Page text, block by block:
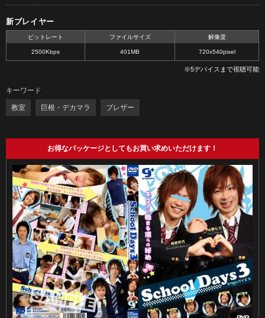
新プレイヤー
ビットレート ファイルサイズ 解像度
2500Kbps 401MB 720x540pixel
※5デバイスまで視聴可能
キーワード
教室 巨根・デカマラ ブレザー
お得なパッケージとしてもお買い求めいただけます！